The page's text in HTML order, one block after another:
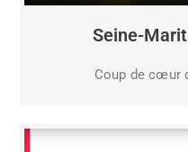
Seine-
Coup de cœur